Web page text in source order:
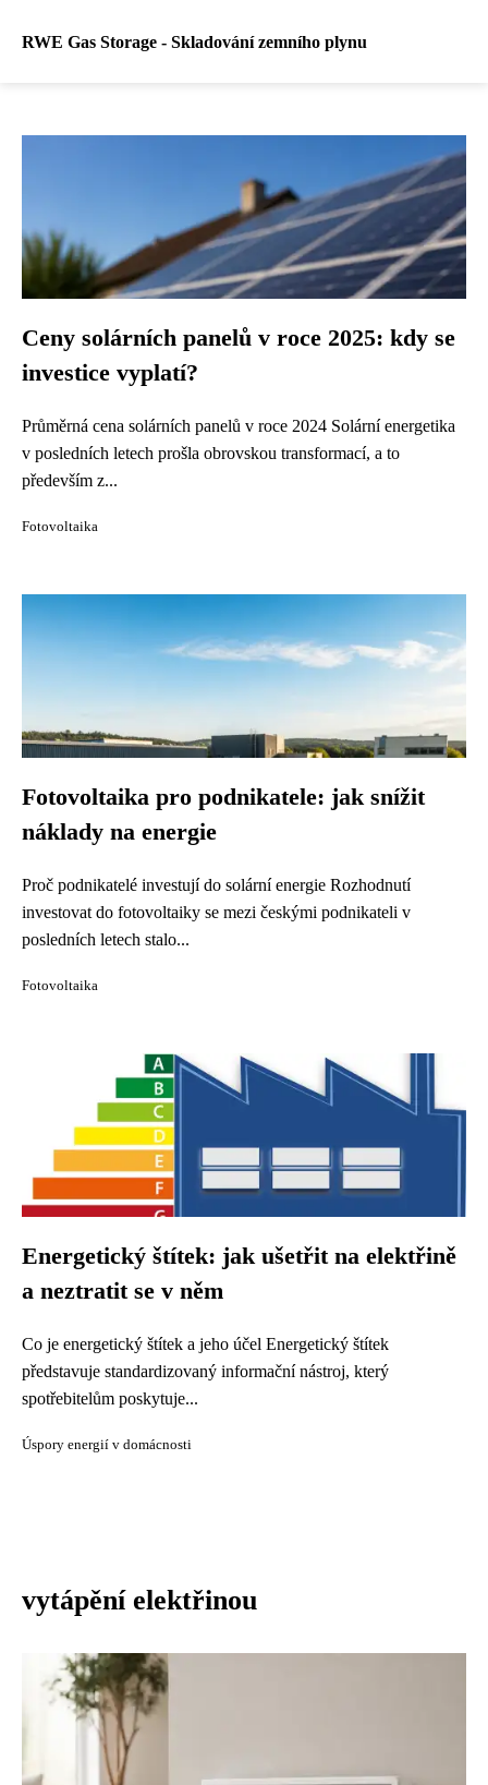
RWE Gas Storage - Skladování zemního plynu
Ceny solárních panelů v roce 2025: kdy se
investice vyplatí?
Průměrná cena solárních panelů v roce 2024 Solární energetika
v posledních letech prošla obrovskou transformací, a to
především z...
Fotovoltaika
Fotovoltaika pro podnikatele: jak snížit
náklady na energie
Proč podnikatelé investují do solární energie Rozhodnutí
investovat do fotovoltaiky se mezi českými podnikateli v
posledních letech stalo...
Fotovoltaika
Energetický štítek: jak ušetřit na elektřině
a neztratit se v něm
Co je energetický štítek a jeho účel Energetický štítek
představuje standardizovaný informační nástroj, který
spotřebitelům poskytuje...
Úspory energií v domácnosti
vytápění elektřinou